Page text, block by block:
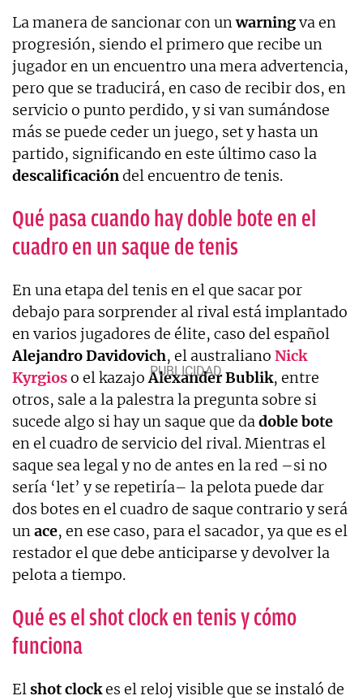
La manera de sancionar con unwarningva en
progresión, siendo el primero que recibe un
jugador en un encuentro una mera advertencia,
pero que se traducirá, en caso de recibir dos, en
servicio o punto perdido, y si van sumándose
más se puede ceder un juego, set y hasta un
partido, significando en este último caso la
descalificacióndel encuentro de tenis.
Qué pasa cuando hay doble bote en el
cuadro en un saque de tenis
En una etapa del tenis en el que sacar por
debajo para sorprender al rival está implantado
en varios jugadores de élite, caso del español
Alejandro Davidovich, el australiano Nick
Kyrgioso el kazajoAlexander Bublik, entre
otros, sale a la palestra la pregunta sobre si
sucede algo si hay un saque que dadoble bote
en el cuadro de servicio del rival. Mientras el
saque sea legal y no de antes en la red –si no
sería ‘let’ y se repetiría– la pelota puede dar
dos botes en el cuadro de saque contrario y será
unace, en ese caso, para el sacador, ya que es el
restador el que debe anticiparse y devolver la
pelota a tiempo.
Qué es el shot clock en tenis y cómo
funciona
Elshot clockes el reloj visible que se instaló de